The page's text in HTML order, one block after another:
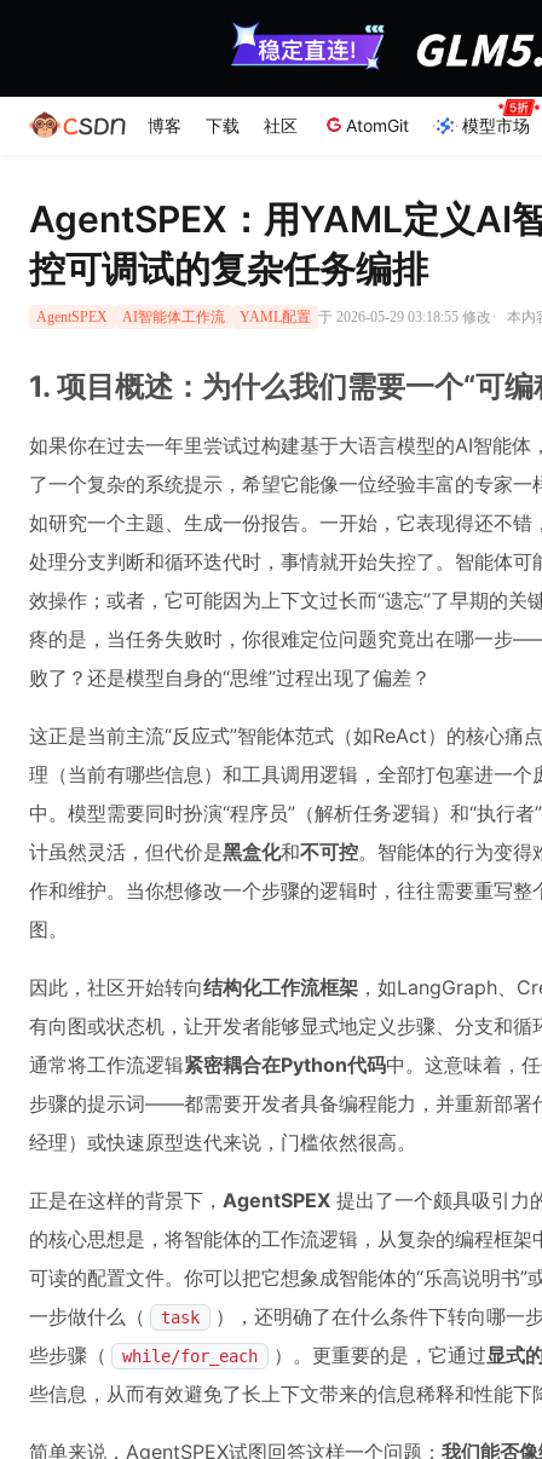
博客 下载 社区 AtomGit 模型市场
AgentSPEX：用YAML定义AI
控可调试的复杂任务编排
AgentSPEX AI智能体工作流 YAML配置 于 2026-05-29 03:18:55 修改· 本内
1. 项目概述：为什么我们需要一个“可
如果你在过去一年里尝试过构建基于大语言模型的AI智能
了一个复杂的系统提示，希望它能像一位经验丰富的专家
如研究一个主题、生成一份报告。一开始，它表现得还不
处理分支判断和循环迭代时，事情就开始失控了。智能体可
效操作；或者，它可能因为上下文过长而“遗忘”了早期的
疼的是，当任务失败时，你很难定位问题究竟出在哪一步
败了？还是模型自身的“思维”过程出现了偏差？
这正是当前主流“反应式”智能体范式（如ReAct）的核心痛
理（当前有哪些信息）和工具调用逻辑，全部打包塞进一
中。模型需要同时扮演“程序员”（解析任务逻辑）和“执行
计虽然灵活，但代价是黑盒化和不可控。智能体的行为变得
作和维护。当你想修改一个步骤的逻辑时，往往需要重写
图。
因此，社区开始转向结构化工作流框架 ，如LangGraph、
有向图或状态机，让开发者能够显式地定义步骤、分支和
通常将工作流逻辑紧密耦合在Python代码中。这意味着，
步骤的提示词——都需要开发者具备编程能力，并重新部署
经理）或快速原型迭代来说，门槛依然很高。
正是在这样的背景下， AgentSPEX 提出了一个颇具吸引力
的核心思想是，将智能体的工作流逻辑，从复杂的编程框
可读的配置文件。你可以把它想象成智能体的“乐高说明书”
一步做什么（
task
），还明确了在什么条件下转向哪一
些步骤（
while/for_each ）。更重要的是，它通过显式
些信息，从而有效避免了长上下文带来的信息稀释和性能下
简单来说，AgentSPEX试图回答这样一个问题： 我们能否